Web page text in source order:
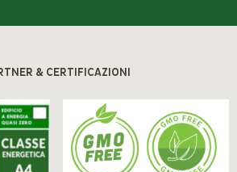
& CERTIFICAZIONI